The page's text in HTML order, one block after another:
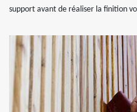
support avant de réaliser la finition